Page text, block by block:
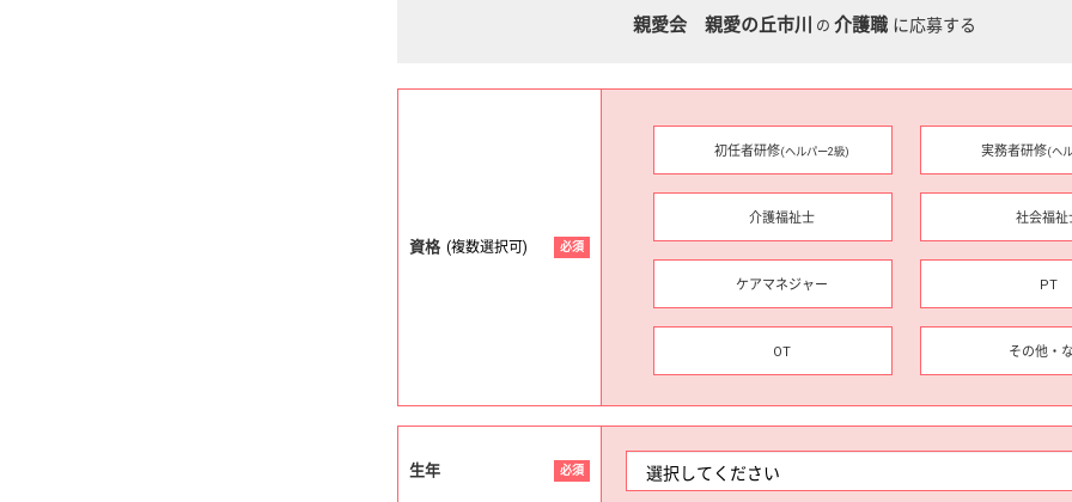
親愛会 親愛の丘市川 の 介護職 に応募する
資格 (複数選択可) 必須
初任者研修(ヘルパー2級) 実務者研修(ヘ
介護福祉士 社会福祉
ケアマネジャー PT
OT その他・
生年 必須